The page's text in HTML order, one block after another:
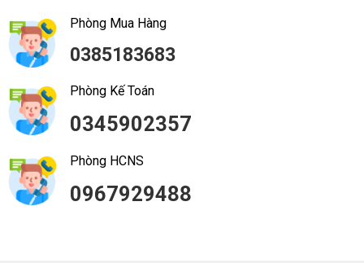
Phòng Mua Hàng
0385183683
Phòng Kế Toán
0345902357
Phòng HCNS
0967929488